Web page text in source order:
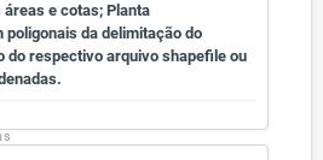
e cotas; Planta
da delimitação do
do respectivo arquivo shapefile ou